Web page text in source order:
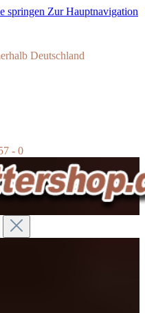
springen Zur Hauptnavigation
Deutschland
- 0